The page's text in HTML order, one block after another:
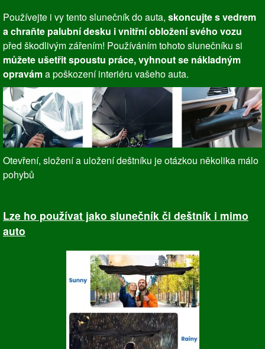
Používejte i vy tento slunečník do auta, skoncujte s vedrem
a chraňte palubní desku i vnitřní obložení svého vozu
před škodlivým zářením! Používáním tohoto slunečníku si
můžete ušetřit spoustu práce, vyhnout se nákladným
opraváma poškození interiéru vašeho auta.
Otevření, složení a uložení deštníku je otázkou několika málo
pohybů
Lze ho používat jako slunečník či deštník i mimo
auto